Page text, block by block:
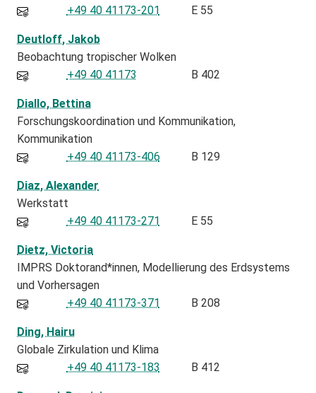
+49 40 41173-201
E 55
Deutloff, Jakob
Beobachtung tropischer Wolken
+49 40 41173
B 402
Diallo, Bettina
Forschungskoordination und Kommunikation
Kommunikation
+49 40 41173-406
B 129
Diaz, Alexander
Werkstatt
+49 40 41173-271
E 55
Dietz, Victoria
IMPRS Doktorand*innen Modellierung des Erdsystems
und Vorhersagen
+49 40 41173-371
B 208
Ding, Hairu
Globale Zirkulation und Klima
+49 40 41173-183
B 412